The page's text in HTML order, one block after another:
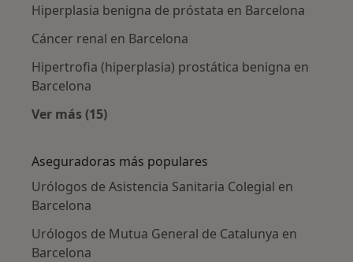
Hiperplasia benigna de próstata en Barcelona
Cáncer renal en Barcelona
Hipertrofia (hiperplasia) prostática benigna en
Barcelona
Ver más (15)
Aseguradoras más populares
Urólogos de Asistencia Sanitaria Colegial en
Barcelona
Urólogos de Mutua General de Catalunya en
Barcelona